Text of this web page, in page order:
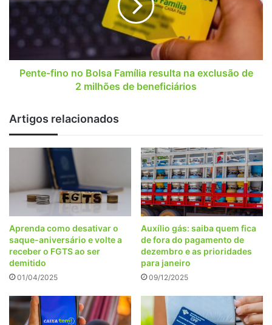
Família
exclusão
de
Pente-fino no Bolsa Família resulta na exclusão de
2 milhões de beneficiários
Artigos relacionados
Aprenda como desativar o
saque-aniversário e volte a
receber o FGTS ao ser
demitido
01/04/2025
Auxílio gás: saiba quem fica
de fora do pagamento de
dezembro e as prioridades
para janeiro
09/12/2025